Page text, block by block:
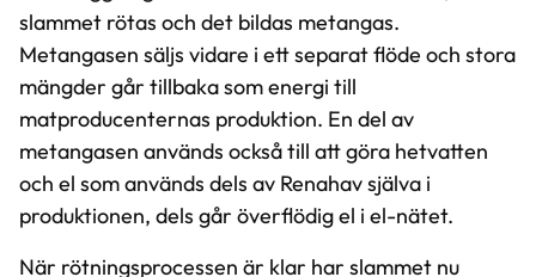
slammet rötas och det bildas metangas.
Metangasen säljs vidare i ett separat flöde och stora
mängder går tillbaka som energi till
matproducenternas produktion. En del av
metangasen används också till att göra hetvatten
och el som används dels av Renahav själva i
produktionen, dels går överflödig el i el-nätet.
När rötningsprocessen är klar har slammet nu